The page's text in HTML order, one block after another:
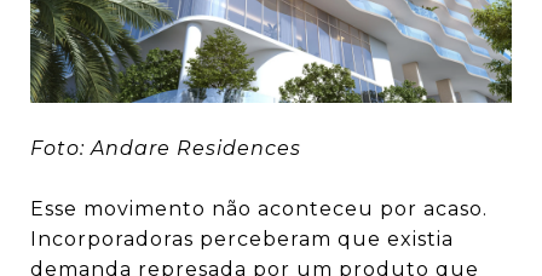
Foto: Andare Residences
Esse movimento não aconteceu por acaso.
Incorporadoras perceberam que existia
demanda represada por um produto que